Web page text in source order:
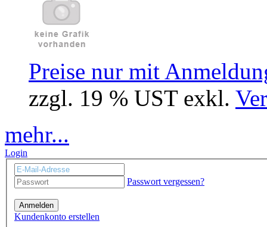
Preise nur mit
zzgl. 19 % UST exkl.
mehr...
Login
Passwort vergessen?
Anmelden
Kundenkonto erstellen